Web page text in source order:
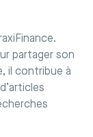
partager son
il contribue à